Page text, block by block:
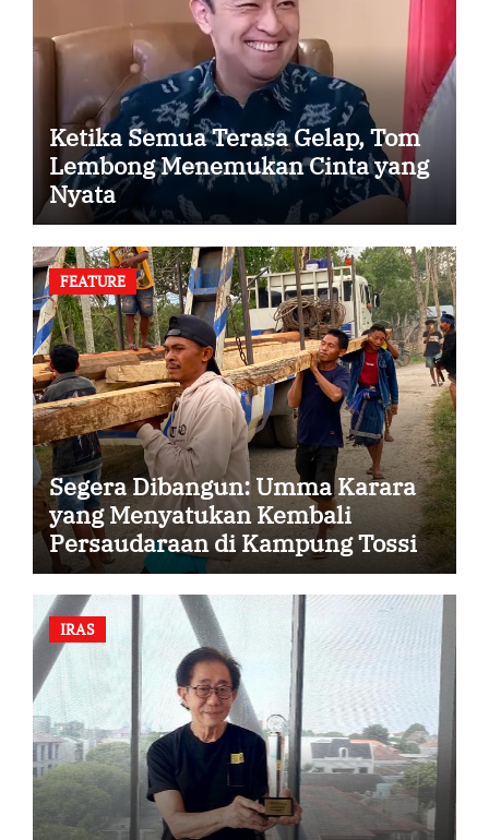
Ketika Semua Terasa Gelap, Tom
Lembong Menemukan Cinta yang
Nyata
FEATURE
Segera Dibangun: Umma Karara
yang Menyatukan Kembali
Persaudaraan di Kampung Tossi
IRAS